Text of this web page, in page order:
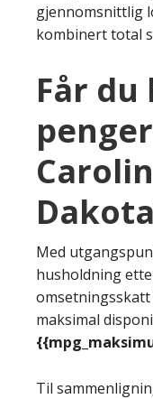
gjennomsnittlig
kombinert total
Får
Med
husholdning
maksimal
Til